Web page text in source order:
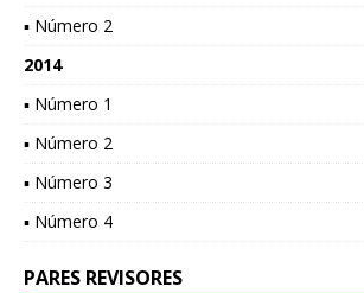
▪ Número 2
2014
▪ Número 1
▪ Número 2
▪ Número 3
▪ Número 4
PARES REVISORES